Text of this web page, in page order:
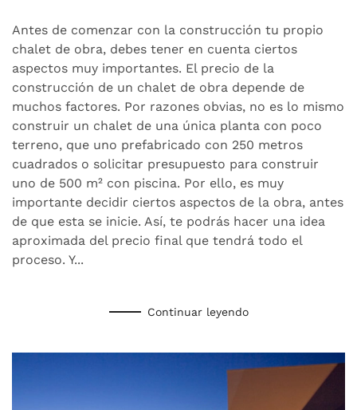
DECIDIR
ANTES
DE
LA
CONSTRUCCIÓN
DE
CHALET?
Antes de comenzar con la construcción tu propio
chalet de obra, debes tener en cuenta ciertos
aspectos muy importantes. El precio de la
construcción de un chalet de obra depende de
muchos factores. Por razones obvias, no es lo mismo
construir un chalet de una única planta con poco
terreno, que uno prefabricado con 250 metros
cuadrados o solicitar presupuesto para construir
uno de 500 m² con piscina. Por ello, es muy
importante decidir ciertos aspectos de la obra, antes
de que esta se inicie. Así, te podrás hacer una idea
aproximada del precio final que tendrá todo el
proceso. Y...
Continuar leyendo